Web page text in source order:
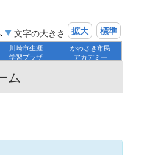
文字の大きさ 拡大 標準
川崎市生涯
学習プラザ
かわさき市民
アカデミー
ム